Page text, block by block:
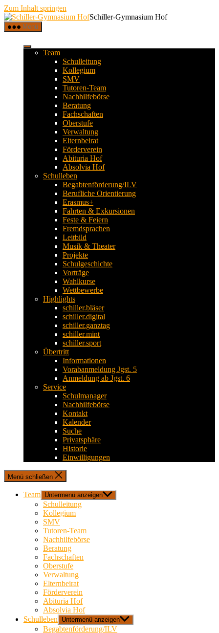
Zum Inhalt springen
Schiller-Gymnasium Hof
Menü
Team
Schulleitung
Kollegium
SMV
Tutoren-Team
Nachhilfebörse
Beratung
Fachschaften
Oberstufe
Verwaltung
Elternbeirat
Förderverein
Abituria Hof
Absolvia Hof
Schulleben
Begabtenförderung/ILV
Berufliche Orientierung
Erasmus+
Fahrten & Exkursionen
Feste & Feiern
Fremdsprachen
Leitbild
Musik & Theater
Projekte
Schulgeschichte
Vorträge
Wahlkurse
Wettbewerbe
Highlights
schiller.bläser
schiller.digital
schiller.ganztag
schiller.mint
schiller.sport
Übertritt
Informationen
Vorabanmeldung Jgst. 5
Anmeldung ab Jgst. 6
Service
Schulmanager
Nachhilfebörse
Kontakt
Kalender
Suche
Privatsphäre
Historie
Einwilligungen
Menü schließen
Team Untermenü anzeigen
Schulleitung
Kollegium
SMV
Tutoren-Team
Nachhilfebörse
Beratung
Fachschaften
Oberstufe
Verwaltung
Elternbeirat
Förderverein
Abituria Hof
Absolvia Hof
Schulleben
Untermenü anzeigen
Begabtenförderung/ILV